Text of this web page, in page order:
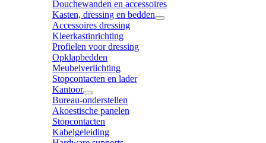
Douchewanden en accessoires
Kasten, dressing en bedden
Accessoires dressing
Kleerkastinrichting
Profielen voor dressing
Opklapbedden
Meubelverlichting
Stopcontacten en lader
Kantoor
Bureau-onderstellen
Akoestische panelen
Stopcontacten
Kabelgeleiding